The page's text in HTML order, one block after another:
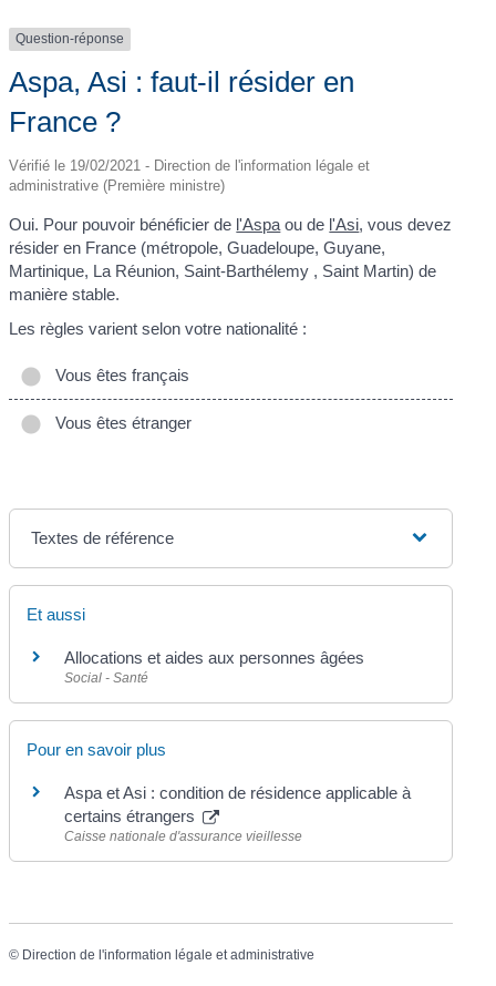
Question-réponse
Aspa, Asi : faut-il résider en
France ?
Vérifié le 19/02/2021 - Direction de l'information légale et
administrative (Première ministre)
Oui. Pour pouvoir bénéficier de l'Aspa ou de l'Asi, vous devez
résider en France (métropole, Guadeloupe, Guyane,
Martinique, La Réunion, Saint-Barthélemy , Saint Martin) de
manière stable.
Les règles varient selon votre nationalité :
Vous êtes français
Vous êtes étranger
Textes de référence
Et aussi
Allocations et aides aux personnes âgées
Social - Santé
Pour en savoir plus
Aspa et Asi : condition de résidence applicable à
certains étrangers
Caisse nationale d'assurance vieillesse
© Direction de l'information légale et administrative